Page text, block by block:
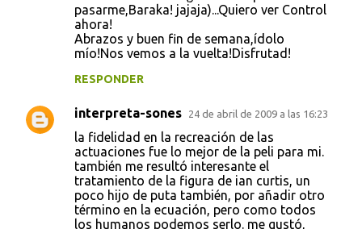
pasarme,Baraka! jajaja)...Quiero ver Control
ahora!
Abrazos y buen fin de semana,ídolo
mío!Nos vemos a la vuelta!Disfrutad!
RESPONDER
interpreta-sones 24 de abril de 2009 a las 16:23
la fidelidad en la recreación de las
actuaciones fue lo mejor de la peli para mi.
también me resultó interesante el
tratamiento de la figura de ian curtis, un
poco hijo de puta también, por añadir otro
término en la ecuación, pero como todos
los humanos podemos serlo. me gustó,